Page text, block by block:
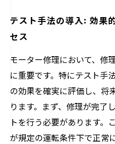
テスト手法の導入: 効果
セス
モーター修理において、修
に重要です。特にテスト手
の効果を確実に評価し、将
ります。まず、修理が完了
トを行う必要があります。
が規定の運転条件下で正常